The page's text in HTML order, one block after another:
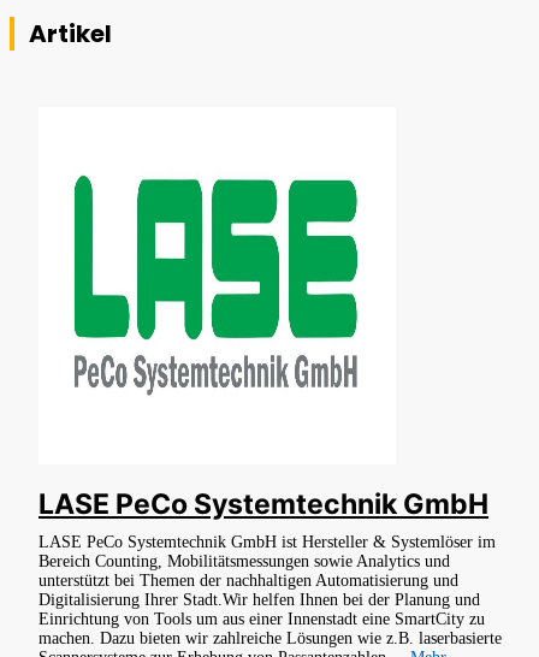
Artikel
LASE PeCo Systemtechnik GmbH
LASE PeCo Systemtechnik GmbH ist Hersteller & Systemlöser im
Bereich Counting, Mobilitätsmessungen sowie Analytics und
unterstützt bei Themen der nachhaltigen Automatisierung und
Digitalisierung Ihrer Stadt.Wir helfen Ihnen bei der Planung und
Einrichtung von Tools um aus einer Innenstadt eine SmartCity zu
machen. Dazu bieten wir zahlreiche Lösungen wie z.B. laserbasierte